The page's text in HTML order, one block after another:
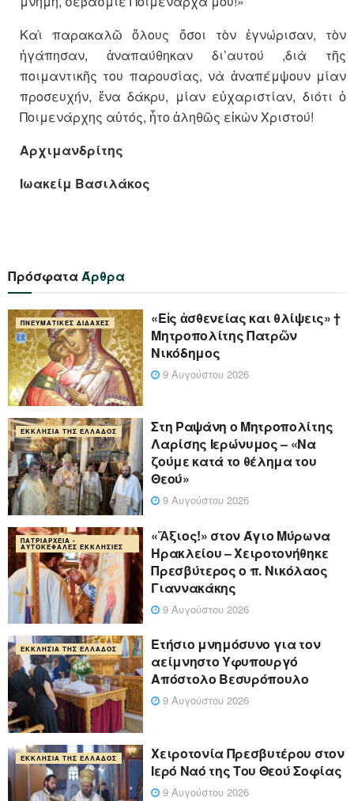
Καὶ παρακαλῶ ὅλους ὅσοι τὸν ἐγνώρισαν, τὸν
ἠγάπησαν, ἀναπαύθηκαν δι’αυτού ,διὰ τῆς
ποιμαντικῆς του παρουσίας, νὰ ἀναπέμψουν μίαν
προσευχήν, ἕνα δάκρυ, μίαν εὐχαριστίαν, διότι ὁ
Ποιμενάρχης αὐτός, ἦτο ἀληθῶς εἰκὼν Χριστού!
Αρχιμανδρίτης
Ιωακείμ Βασιλάκος
ΠρόσφαταΆρθρα
ΠΝΕΥΜΑΤΙΚΈΣ ΔΙΔΑΧΈΣ
«Eἰς ἀσθενείας και θλίψεις» †
Μητροπολίτης Πατρῶν
Νικόδημος
9 Αυγούστου 2026
ΕΚΚΛΗΣΊΑ ΤΗΣ ΕΛΛΆΔΟΣ
Στη Ραψάνη ο Μητροπολίτης
Λαρίσης Ιερώνυμος – «Να
ζούμε κατά το θέλημα του
Θεού»
9 Αυγούστου 2026
ΠΑΤΡΙΑΡΧΕΊΑ -
ΑΥΤΟΚΈΦΑΛΕΣ ΕΚΚΛΗΣΊΕΣ
«Ἄξιος!» στον Άγιο Μύρωνα
Ηρακλείου – Χειροτονήθηκε
Πρεσβύτερος ο π. Νικόλαος
Γιαννακάκης
9 Αυγούστου 2026
ΕΚΚΛΗΣΊΑ ΤΗΣ ΕΛΛΆΔΟΣ
Ετήσιο μνημόσυνο για τον
αείμνηστο Υφυπουργό
Απόστολο Βεσυρόπουλο
9 Αυγούστου 2026
ΕΚΚΛΗΣΊΑ ΤΗΣ ΕΛΛΆΔΟΣ
Χειροτονία Πρεσβυτέρου στον
Ιερό Ναό της Του Θεού Σοφίας
9 Αυγούστου 2026